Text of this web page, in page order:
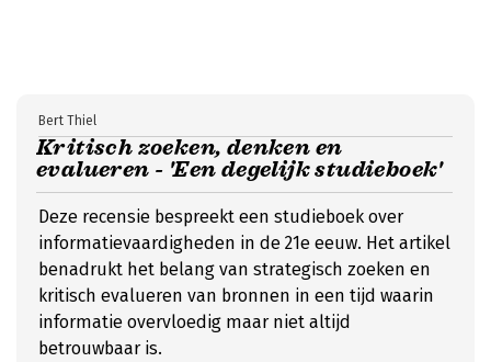
Kritisch zoeken, denken en
evalueren - 'Een degelijk studieboek'
Bert Thiel
Deze recensie bespreekt een studieboek over
informatievaardigheden in de 21e eeuw. Het artikel
benadrukt het belang van strategisch zoeken en
kritisch evalueren van bronnen in een tijd waarin
informatie overvloedig maar niet altijd
betrouwbaar is.